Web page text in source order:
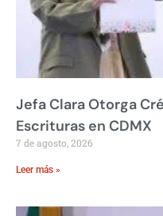
Jefa Clara Otorga
Escrituras en CDMX
7 de agosto, 2026
Leer más »